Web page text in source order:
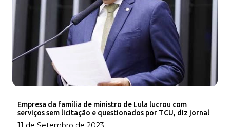
Empresa da família de ministro de Lula lucrou com
serviços sem licitação e questionados por TCU, diz jornal